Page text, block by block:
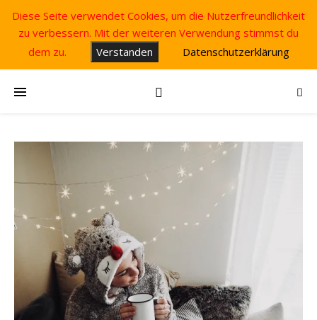
Diese Seite verwendet Cookies, um die Nutzerfreundlichkeit
zu verbessern. Mit der weiteren Verwendung stimmst du
dem zu.
Verstanden Datenschutzerklärung